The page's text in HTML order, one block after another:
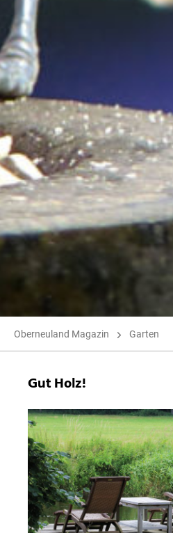
Oberneuland Magazin Garten
Gut Holz!